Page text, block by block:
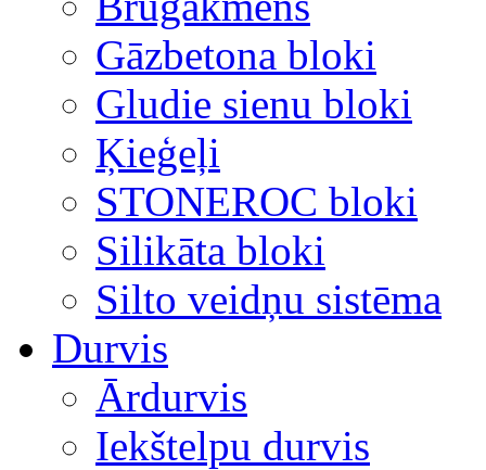
Gāzbetona bloki
Gludie sienu bloki
Ķieģeļi
STONEROC bloki
Silikāta bloki
Silto veidņu sistēma
Durvis
Ārdurvis
Iekštelpu durvis